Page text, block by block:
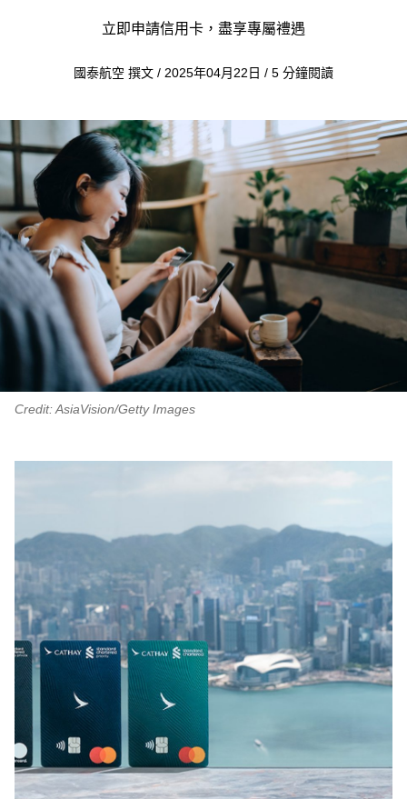
立即申請信用卡，盡享專屬禮遇
國泰航空 撰文 / 2025年04月22日 / 5 分鐘閱讀
Credit: AsiaVision/Getty Images